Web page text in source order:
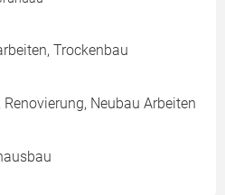
Trockenbau
Neubau Arbeiten